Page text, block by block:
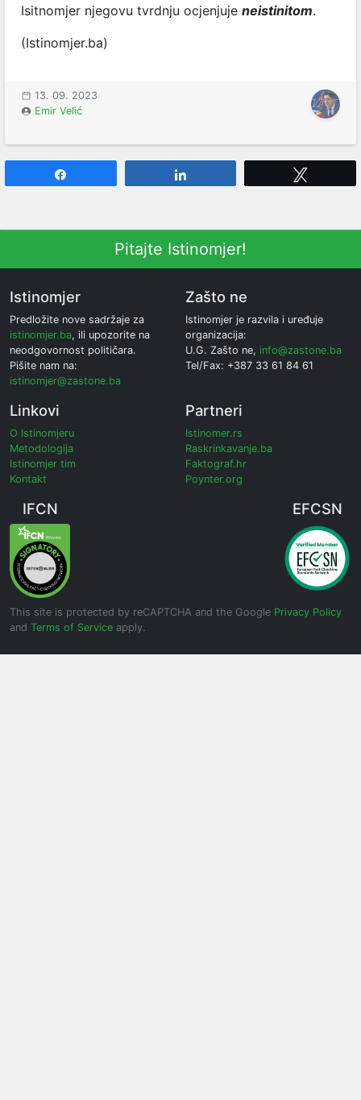
Isitnomjer njegovu tvrdnju ocjenjuje neistinitom.
(Istinomjer.ba)
13. 09. 2023
Emir Velić
Pitajte Istinomjer!
Istinomjer
Predložite nove sadržaje za
istinomjer.ba, ili upozorite na
neodgovornost političara.
Pišite nam na:
istinomjer@zastone.ba
Zašto ne
Istinomjer je razvila i uređuje
organizacija:
U.G. Zašto ne, info@zastone.ba
Tel/Fax: +387 33 61 84 61
Linkovi
O Istinomjeru
Metodologija
Istinomjer tim
Kontakt
Partneri
Istinomer.rs
Raskrinkavanje.ba
Faktograf.hr
Poynter.org
IFCN EFCSN
This site is protected by reCAPTCHA and the Google Privacy Policy
and Terms of Service apply.